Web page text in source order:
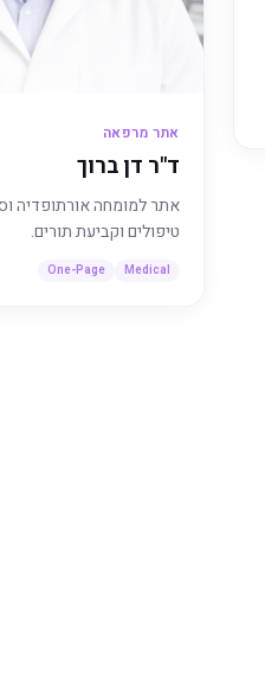
אתר מרפאה
ד"ר דן ברוך
אתר למומחה אורתופדיה
טיפולים וקביעת תורים.
Medical
One-Page